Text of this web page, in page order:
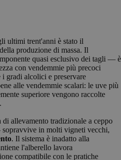
ultimi trent'anni è stato il
produzione di massa. Il
quasi esclusivo dei tagli — è
con vendemmie più precoci
i gradi alcolici e preservare
alle vendemmie scalari: le uve più
superiore vengono raccolte
allevamento tradizionale a ceppo
in molti vigneti vecchi,
. Il sistema è inadatto alla
l'alberello lavora
compatibile con le pratiche